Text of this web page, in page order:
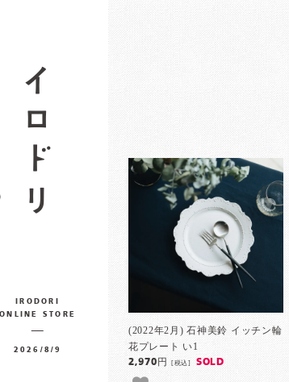
IRODORI
ONLINE STORE
2026/8/9
(2022年2月) 石神美鈴 イッチン輪
花プレート い1
2,970円[税込] SOLD